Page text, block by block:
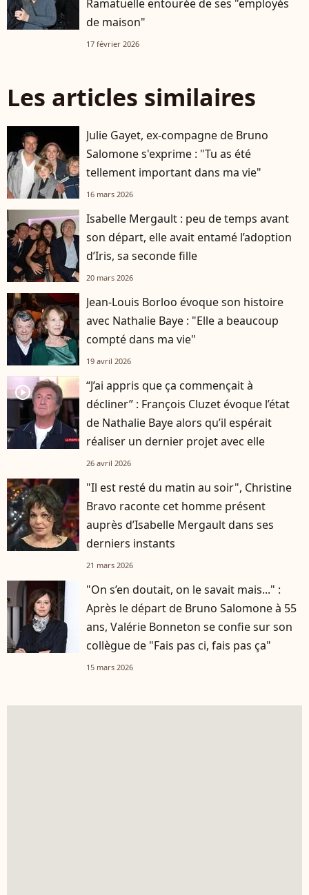
Ramatuelle entourée de ses "employés
de maison"
17 février 2026
Les articles similaires
Julie Gayet, ex-compagne de Bruno
Salomone s'exprime : "Tu as été
tellement important dans ma vie"
16 mars 2026
Isabelle Mergault : peu de temps avant
son départ, elle avait entamé l’adoption
d’Iris, sa seconde fille
20 mars 2026
Jean-Louis Borloo évoque son histoire
avec Nathalie Baye : "Elle a beaucoup
compté dans ma vie"
19 avril 2026
player2
“J’ai appris que ça commençait à
décliner” : François Cluzet évoque l’état
de Nathalie Baye alors qu’il espérait
réaliser un dernier projet avec elle
26 avril 2026
"Il est resté du matin au soir", Christine
Bravo raconte cet homme présent
auprès d’Isabelle Mergault dans ses
derniers instants
21 mars 2026
"On s’en doutait, on le savait mais..." :
Après le départ de Bruno Salomone à 55
ans, Valérie Bonneton se confie sur son
collègue de "Fais pas ci, fais pas ça"
15 mars 2026